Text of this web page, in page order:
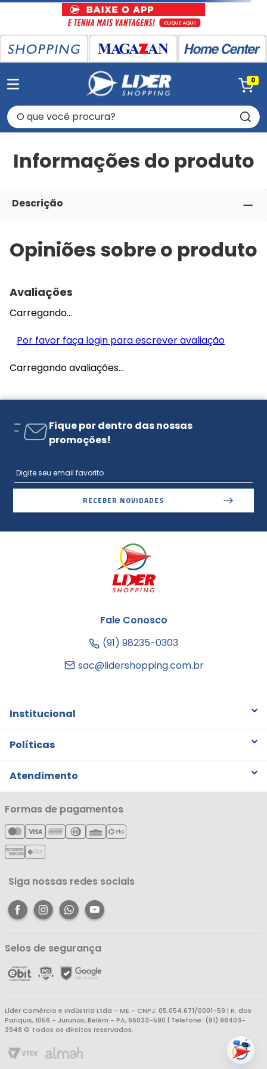
0
O que você procura?
Informações do produto
Descrição
Opiniões sobre o produto
Avaliações
Carregando…
Por favor faça login para escrever avaliação
Carregando avaliações…
Fique por dentro das nossas
promoções!
RECEBER NOVIDADES
Fale Conosco
(91) 98235-0303
sac@lidershopping.com.br
Institucional
Quem somos
Notícias
Cartão Líderzan
Políticas
Trocas e Devoluções
Política de Privacidade
Política de Entrega
Política de Reembolso
Atendimento
Minha Conta
Meus Pedidos
Meus Favoritos
Central de Atendimento
Formas de pagamentos
Siga nossas redes sociais
Selos de segurança
Líder Comércio e Indústria Ltda - ME - CNPJ: 05.054.671/0001-59 | R. dos
Pariquis, 1056 - Jurunas, Belém - PA, 66033-590 | Telefone: (91) 98403-
3948 © Todos os direitos reservados.